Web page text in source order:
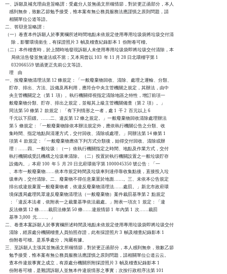
一、訴願及補充理由意旨略謂：受處分人並無函文所稱情節，對於更正函部分，本人
    感到無奈，致歉乙節勉予接受，惟本案有無公務員服務法應謹慎之原則問題，請
    相關單位公道等語。
二、答辯意旨略謂：
（一）卷查本件訴願人於事實欄所述時間地點未依規定使用專用垃圾袋將垃圾交付清
      除，影響環境衛生，有採證照片 3  幀及稽查紀錄影本 1  份附卷可稽。
（二）本件稽查時，於上開時地發現訴願人未使用專用垃圾袋即將垃圾交付清除，本
      局依法告發並無違法或不當；又本局曾以 103  年 11 月 28 日北環稽字第 1
      032066559 號函更正先前公文等語。
    理    由
一、按廢棄物清理法第 12 條規定：「一般廢棄物回收、清除、處理之運輸、分類、
    貯存、排出、方法、設備及再利用，應符合中央主管機關之規定，其辦法，由中
    央主管機關定之（第 1  項）。執行機關得視指定清除地區之特性，增訂前項一
    般廢棄物分類、貯存、排出之規定，並報其上級主管機關備查（第 2  項）。」
    同法第 50 條第 2  款規定：「有下列情形之一者，處 1  千 2  百元以上 6
    千元以下罰鍰。……二、違反第 12 條之規定。」一般廢棄物回收清除處理辦法
    第 5  條規定：「一般廢棄物除依本辦法規定外，應依執行機關公告之分類、收
    集時間、指定地點與清運方式，交付回收、清除或處理。」同辦法第 14 條第 1
    項第 4  款規定：「一般廢棄物應依下列方式分類後，始得交付回收、清除或辦
    理：……四、一般垃圾：（一）依執行機關指定之時間、地點及作業方式，交付
    執行機關或受託機構之垃圾車清除。（二）投置於執行機關設置之一般垃圾貯存
    設備內。」本府 100  年 5  月 20 日北府環衛字第 1000045350 號公告：「一
    、本市一般廢棄物……依本市規定時間及垃圾車到達停靠收集點後，直接投入垃
    圾車內，交付清除。二、廢棄物不得任意棄置於地面……。三、未依本公告規定
    排出或違規棄置一般廢棄物者，依違反廢棄物清理法……處罰。」新北市政府環
    境保護局處理民眾違反廢棄物清理法（一般廢棄物）案件裁罰基準第 2  點規定
    ：「違反本法者，依附表一之裁量基準依法裁處。」附表一項次 1  規定：「違
    反法條第 12 條……裁罰法條第 50 條……違規情節 1  年內第 1  次……裁罰
    基準 3,000  元……。」
二、卷查本案訴願人於事實欄所述時間及地點未依規定使用專用垃圾袋即將垃圾交付
    清除，經原處分機關稽查人員拍照存證，此有採證照片 3  幀及稽查紀錄影本 1
    份附卷可稽。是系爭處分，洵屬有據。
三、至訴願人主張其並無函文所稱情節，對於更正函部分，本人感到無奈，致歉乙節
    勉予接受，惟本案有無公務員服務法應謹慎之原則問題，請相關單位公道云云。
    查本件違規事實之成立，有原處分機關所附採證照片 3  幀及稽查紀錄影本 1
    份附卷可稽，是難謂訴願人並無本件違規情形之事實；次按行政程序法第 101